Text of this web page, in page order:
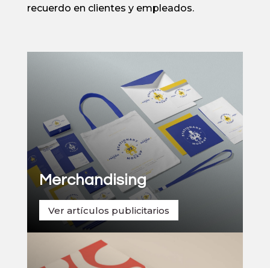
recuerdo en clientes y empleados.
Merchandising
Ver artículos publicitarios